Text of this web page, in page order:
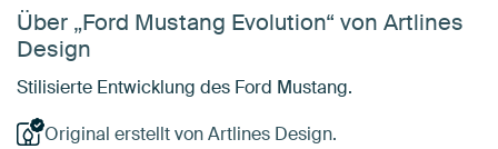
Über „Ford Mustang Evolution“ von Artlines
Design
Stilisierte Entwicklung des Ford Mustang.
Original erstellt von Artlines Design.